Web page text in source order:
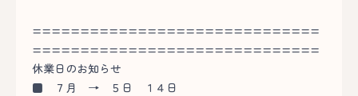
==============================
==============================
休業日のお知らせ
■ ７月 → ５日 １４日